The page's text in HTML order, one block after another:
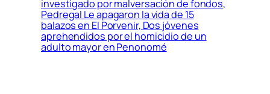
investigado por malversación de fondos,
Pedregal Le apagaron la vida de 15
balazos en El Porvenir, Dos jóvenes
aprehendidos por el homicidio de un
adulto mayor en Penonomé